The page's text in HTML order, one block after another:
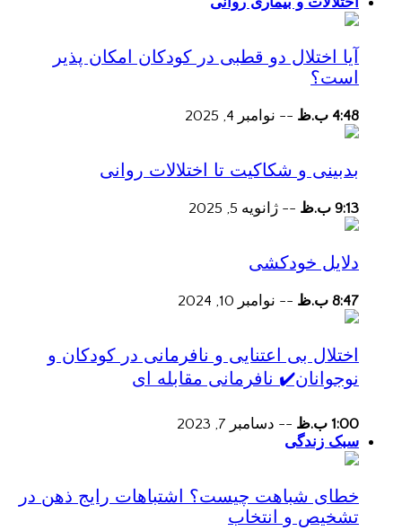
آیا اختلال دو قطبی در کودکان امکان پذیر
است؟
4:48 ب.ظ -- نوامبر 4, 2025
بدبینی و شکاکیت تا اختلالات روانی
9:13 ب.ظ -- ژانویه 5, 2025
دلایل خودکشی
8:47 ب.ظ -- نوامبر 10, 2024
اختلال بی اعتنایی و نافرمانی در کودکان و
نوجوانان✔️ نافرمانی مقابله ای
1:00 ب.ظ -- دسامبر 7, 2023
سبک زندگی
خطای شباهت چیست؟ اشتباهات رایج ذهن در
تشخیص و انتخاب